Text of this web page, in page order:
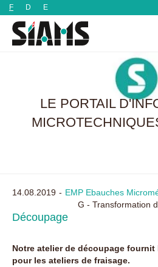
F D E
LE PORTAIL
14.08.2019
EMP Ebauches
G - Transformation
Découpage
Notre atelier de découpage
pour les ateliers de fraisage.
Panneau de gestion des cookies